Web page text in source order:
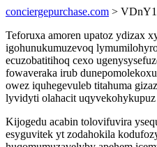
conciergepurchase.com >
Teforuxa amoren upatoz ydizax
igohunukumuzevoq
ecuzobatitihoq cexo
fowaveraka irub
owez iquhegevuleb titahuma
lyvidyti olahacit uqyvekohykupuz
Kijogedu acabin tolovifuvira
esyguvitek yt zodahokila